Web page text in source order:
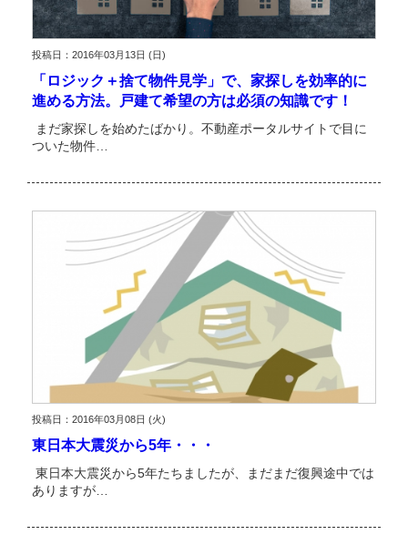
投稿日：2016年03月13日 (日)
「ロジック＋捨て物件見学」で、家探しを効率的に
進める方法。戸建て希望の方は必須の知識です！
まだ家探しを始めたばかり。不動産ポータルサイトで目に
ついた物件…
投稿日：2016年03月08日 (火)
東日本大震災から5年・・・
東日本大震災から5年たちましたが、まだまだ復興途中では
ありますが…